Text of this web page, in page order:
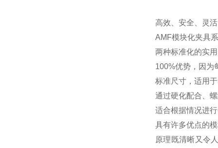
高效、安全、灵活
AMF模块化夹具
两种标准化的实
100%优势，因为
标准尺寸，适用
通过硬化配合、
适合根据情况进
具有许多优点的
原理既清晰又令